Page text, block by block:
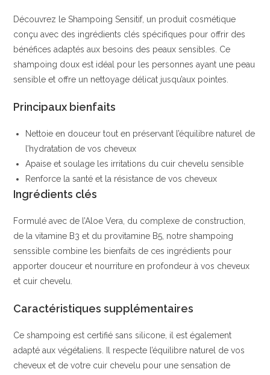
et
Huile
dArgan
|
Balea
Découvrez le Shampoing Sensitif, un produit cosmétique
conçu avec des ingrédients clés spécifiques pour offrir des
bénéfices adaptés aux besoins des peaux sensibles. Ce
shampoing doux est idéal pour les personnes ayant une peau
sensible et offre un nettoyage délicat jusqu’aux pointes.
Principaux bienfaits
Nettoie en douceur tout en préservant l’équilibre naturel de
l’hydratation de vos cheveux
Apaise et soulage les irritations du cuir chevelu sensible
Renforce la santé et la résistance de vos cheveux
Ingrédients clés
Formulé avec de l’Aloe Vera, du complexe de construction,
de la vitamine B3 et du provitamine B5, notre shampoing
senssible combine les bienfaits de ces ingrédients pour
apporter douceur et nourriture en profondeur à vos cheveux
et cuir chevelu.
Caractéristiques supplémentaires
Ce shampoing est certifié sans silicone, il est également
adapté aux végétaliens. Il respecte l’équilibre naturel de vos
cheveux et de votre cuir chevelu pour une sensation de